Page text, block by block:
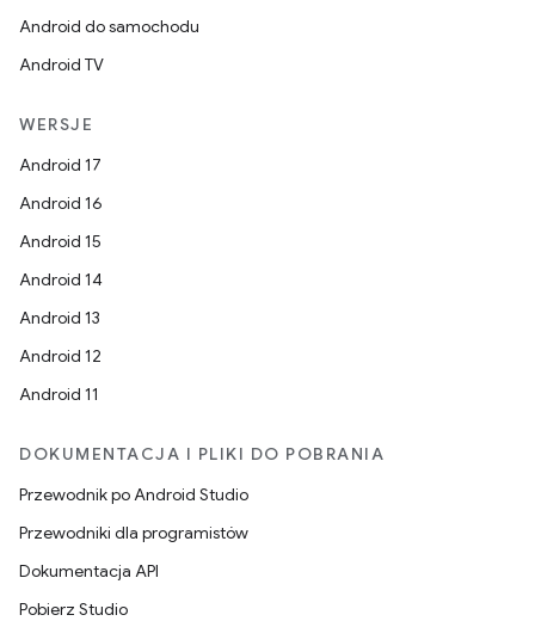
Android do samochodu
Android TV
WERSJE
Android 17
Android 16
Android 15
Android 14
Android 13
Android 12
Android 11
DOKUMENTACJA I PLIKI DO POBRANIA
Przewodnik po Android Studio
Przewodniki dla programistów
Dokumentacja API
Pobierz Studio